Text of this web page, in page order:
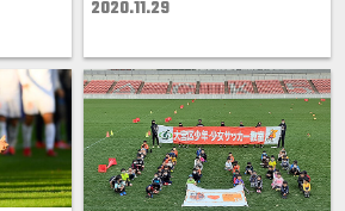
2020.11.29